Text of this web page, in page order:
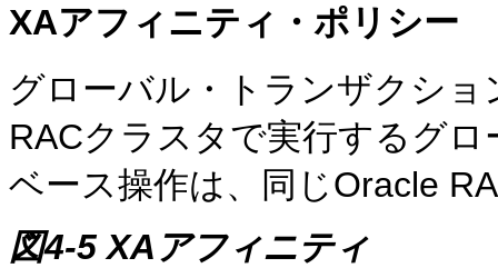
XAアフィニティ・ポリシー
グローバル・トランザクシ
RACクラスタで実行するグ
ベース操作は、同じOracle
図4-5 XAアフィニティ